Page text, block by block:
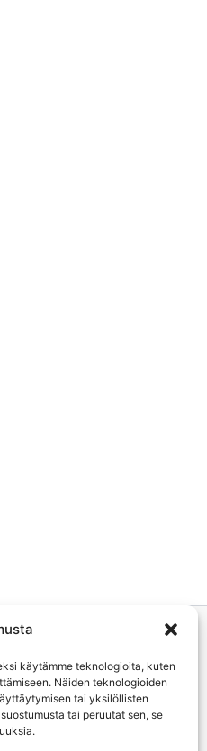
käytämme teknologioita, kuten
Näiden teknologioiden
tai yksilöllisten
tai peruutat sen, se